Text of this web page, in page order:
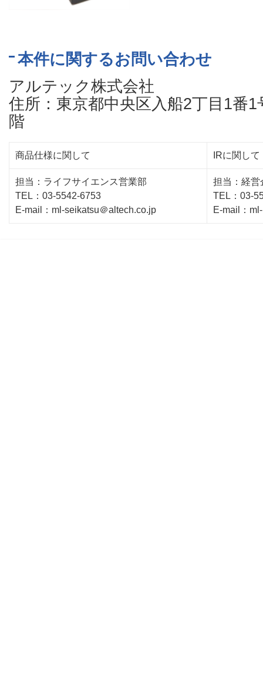
本件に関するお問い合わせ
アルテック株式会社
住所：東京都中央区入船2丁目1番
階
商品仕様に関して IRに関して
担当：ライフサイエンス営業部
TEL：03-5542-6753
E-mail：ml-seikatsu＠altech.co.jp
担当：経
TEL：03-
E-mail：